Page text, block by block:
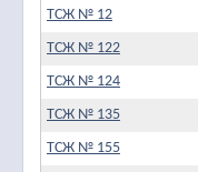
ТСЖ № 12
ТСЖ № 122
ТСЖ № 124
ТСЖ № 135
ТСЖ № 155